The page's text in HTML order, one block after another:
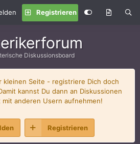
Registrieren
Diskussionsboard
kleinen Seite - registriere Dich doch
kannst Du dann an Diskussionen
anderen Usern aufnehmen!
Registrieren